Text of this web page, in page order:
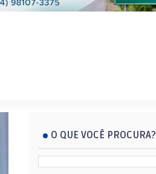
O QUE VOCÊ PROCURA?